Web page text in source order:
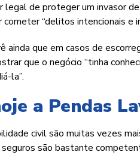
legal de proteger um invasor
“delitos intencionais e
ainda que em casos de
que o negócio “tinha
la”.
a Pendas
civil são muitas vezes
seguros são bastante